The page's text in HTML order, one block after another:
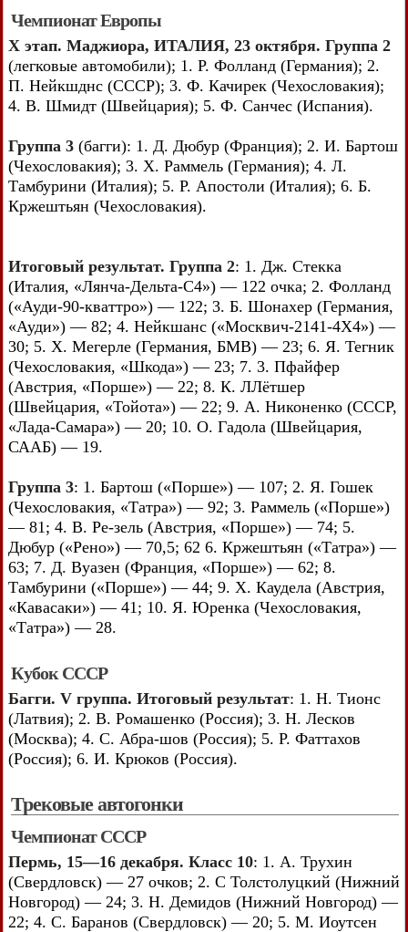
Чемпионат Европы
X этап. Маджиора, ИТАЛИЯ, 23 октября. Группа 2
(легковые автомобили); 1. Р. Фолланд (Германия); 2.
П. Нейкшднс (СССР); 3. Ф. Качирек (Чехословакия);
4. В. Шмидт (Швейцария); 5. Ф. Санчес (Испания).
Группа 3 (багги): 1. Д. Дюбур (Франция); 2. И. Бартош
(Чехословакия); 3. X. Раммель (Германия); 4. Л.
Тамбурини (Италия); 5. Р. Апостоли (Италия); 6. Б.
Кржештьян (Чехословакия).
Итоговый результат. Группа 2: 1. Дж. Стекка
(Италия, «Лянча-Дельта-С4») — 122 очка; 2. Фолланд
(«Ауди-90-кваттро») — 122; 3. Б. Шонахер (Германия,
«Ауди») — 82; 4. Нейкшанс («Москвич-2141-4X4») —
30; 5. X. Мегерле (Германия, БМВ) — 23; 6. Я. Тегник
(Чехословакия, «Шкода») — 23; 7. 3. Пфайфер
(Австрия, «Порше») — 22; 8. К. ЛЛётшер
(Швейцария, «Тойота») — 22; 9. А. Никоненко (СССР,
«Лада-Самара») — 20; 10. О. Гадола (Швейцария,
СААБ) — 19.
Группа 3: 1. Бартош («Порше») — 107; 2. Я. Гошек
(Чехословакия, «Татра») — 92; 3. Раммель («Порше»)
— 81; 4. В. Ре-зель (Австрия, «Порше») — 74; 5.
Дюбур («Рено») — 70,5; 62 6. Кржештьян («Татра») —
63; 7. Д. Вуазен (Франция, «Порше») — 62; 8.
Тамбурини («Порше») — 44; 9. X. Каудела (Австрия,
«Кавасаки») — 41; 10. Я. Юренка (Чехословакия,
«Татра») — 28.
Кубок СССР
Багги. V группа. Итоговый результат: 1. Н. Тионс
(Латвия); 2. В. Ромашенко (Россия); 3. Н. Лесков
(Москва); 4. С. Абра-шов (Россия); 5. Р. Фаттахов
(Россия); 6. И. Крюков (Россия).
Трековые автогонки
Чемпионат СССР
Пермь, 15—16 декабря. Класс 10: 1. А. Трухин
(Свердловск) — 27 очков; 2. С Толстолуцкий (Нижний
Новгород) — 24; 3. Н. Демидов (Нижний Новгород) —
22; 4. С. Баранов (Свердловск) — 20; 5. М. Иоутсен